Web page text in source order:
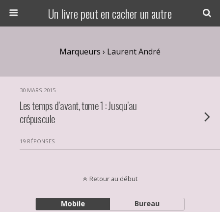
Un livre peut en cacher un autre
Marqueurs › Laurent André
30 MARS 2015
Les temps d’avant, tome 1 : Jusqu’au
crépuscule
19 RÉPONSES
Retour au début
Mobile Bureau